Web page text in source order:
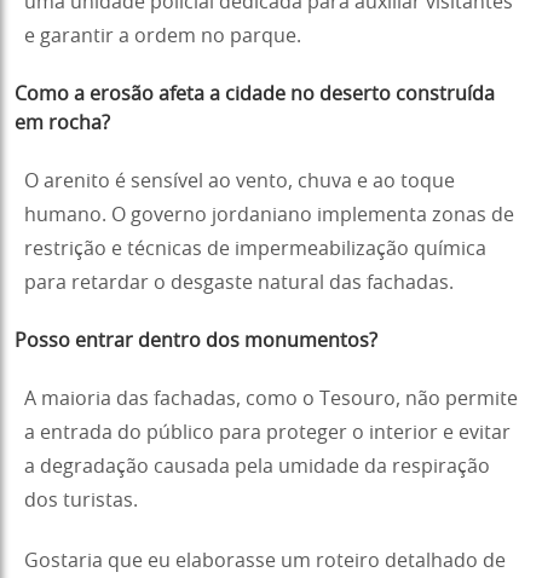
e garantir a ordem no parque.
Como a erosão afeta a cidade no deserto construída
em rocha?
O arenito é sensível ao vento, chuva e ao toque
humano. O governo jordaniano implementa zonas de
restrição e técnicas de impermeabilização química
para retardar o desgaste natural das fachadas.
Posso entrar dentro dos monumentos?
A maioria das fachadas, como o Tesouro, não permite
a entrada do público para proteger o interior e evitar
a degradação causada pela umidade da respiração
dos turistas.
Gostaria que eu elaborasse um roteiro detalhado de